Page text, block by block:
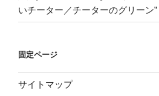
いチーター／チーターのグリーン”
固定ページ
サイトマップ